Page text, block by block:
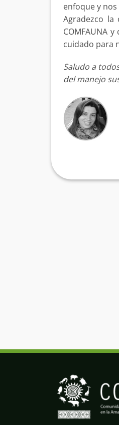
enfoque y
Agradezco
COMFAUNA
cuidado para
Saludo a
del manejo